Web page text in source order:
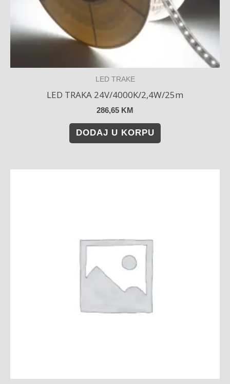
LED TRAKE
LED TRAKA 24V/4000K/2,4W/25m
286,65 KM
DODAJ U KORPU